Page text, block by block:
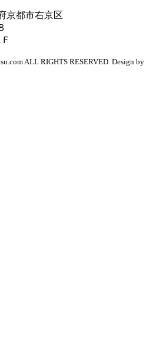
京都市右京区
ALL RIGHTS RESERVED. Design by